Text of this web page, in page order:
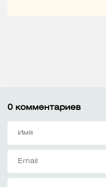
0 комментариев